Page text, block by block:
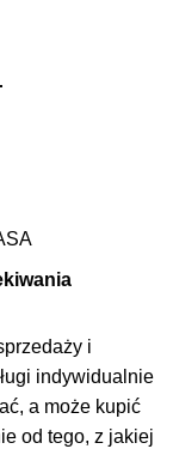
i
indywidualnie
a może kupić
od tego, z jakiej